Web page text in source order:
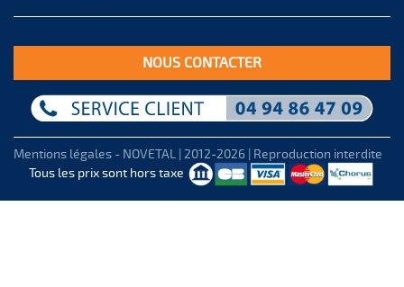
NOUS CONTACTER
Mentions légales - NOVETAL | 2012-2026 | Reproduction interdite
Tous les prix sont hors taxe